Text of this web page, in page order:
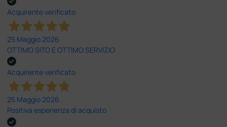
Acquirente verificato
25 Maggio 2026
OTTIMO SITO E OTTIMO SERVIZIO
Acquirente verificato
25 Maggio 2026
Positiva esperienza di acquisto